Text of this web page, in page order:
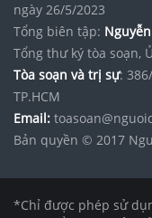
ngày 26/5/2023
Tổng biên tập:
Tổng thư ký tòa soạn,
Tòa soạn và trị sự:
TP.HCM
Email:
Bản quyền © 2017
*Chỉ được phép sử